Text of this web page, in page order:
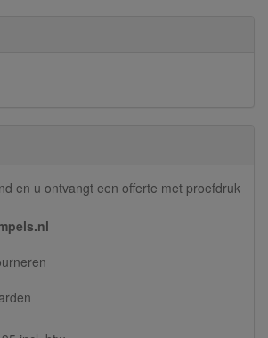
en u ontvangt een offerte met proefdruk